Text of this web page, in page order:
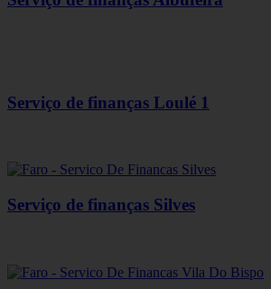
Serviço de finanças Loulé 1
Serviço de finanças Silves